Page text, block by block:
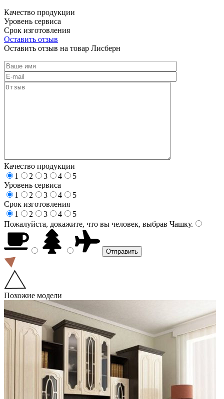
Качество продукции
Уровень сервиса
Срок изготовления
Оставить отзыв
Оставить отзыв на товар Лисберн
Качество продукции
1
2 3 4
5
Уровень сервиса
1
2 3 4
5
Срок изготовления
1
2 3 4
5
Пожалуйста, докажите, что вы человек, выбрав Чашку.
Похожие модели